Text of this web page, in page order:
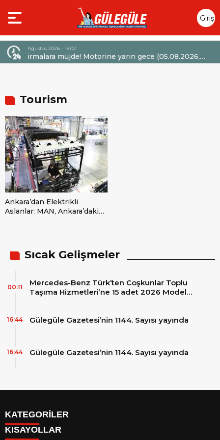
Giriş
Yap
Motorine yarın gece (05.08.2026,
6,60 TL’lik dev bir indirim
Mercedes-Benz
Sözleşmelerinde 36
Tourism
Ankara’dan Elektrikli
Aslanlar: MAN, Ankara’daki
Sıcak Gelişmeler
Mercedes-Benz Türk’ten Coşkunlar Toplu
Taşıma Hizmetleri’ne 15 adet 2026 Model
00:11
Gülegüle Gazetesi’nin 1144. Sayısı yayında
16:44
Gülegüle Gazetesi’nin 1144. Sayısı yayında
16:44
KATEGORİLER
KISAYOLLAR